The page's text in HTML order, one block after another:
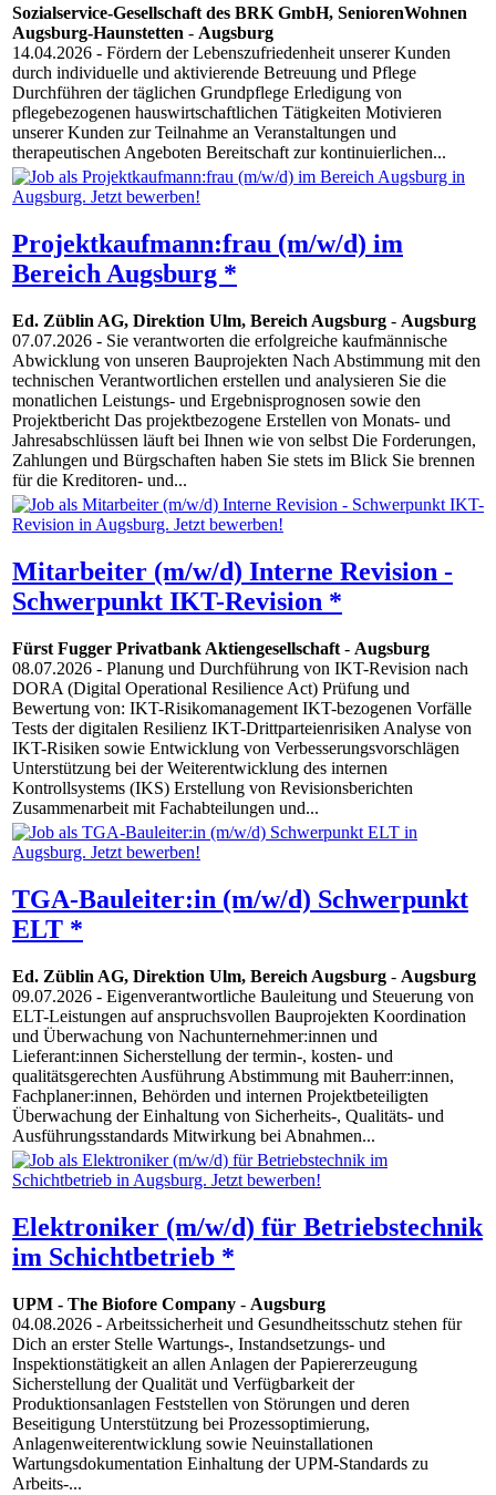
Sozialservice-Gesellschaft des BRK GmbH, SeniorenWohnen
Augsburg-Haunstetten - Augsburg
14.04.2026 - Fördern der Lebenszufriedenheit unserer Kunden
durch individuelle und aktivierende Betreuung und Pflege
Durchführen der täglichen Grundpflege Erledigung von
pflegebezogenen hauswirtschaftlichen Tätigkeiten Motivieren
unserer Kunden zur Teilnahme an Veranstaltungen und
therapeutischen Angeboten Bereitschaft zur kontinuierlichen...
Projektkaufmann:frau (m/w/d) im
Bereich Augsburg *
Ed. Züblin AG, Direktion Ulm, Bereich Augsburg - Augsburg
07.07.2026 - Sie verantworten die erfolgreiche kaufmännische
Abwicklung von unseren Bauprojekten Nach Abstimmung mit den
technischen Verantwortlichen erstellen und analysieren Sie die
monatlichen Leistungs- und Ergebnisprognosen sowie den
Projektbericht Das projektbezogene Erstellen von Monats- und
Jahresabschlüssen läuft bei Ihnen wie von selbst Die Forderungen,
Zahlungen und Bürgschaften haben Sie stets im Blick Sie brennen
für die Kreditoren- und...
Mitarbeiter (m/w/d) Interne Revision -
Schwerpunkt IKT-Revision *
Fürst Fugger Privatbank Aktiengesellschaft - Augsburg
08.07.2026 - Planung und Durchführung von IKT-Revision nach
DORA (Digital Operational Resilience Act) Prüfung und
Bewertung von: IKT-Risikomanagement IKT-bezogenen Vorfälle
Tests der digitalen Resilienz IKT-Drittparteienrisiken Analyse von
IKT-Risiken sowie Entwicklung von Verbesserungsvorschlägen
Unterstützung bei der Weiterentwicklung des internen
Kontrollsystems (IKS) Erstellung von Revisionsberichten
Zusammenarbeit mit Fachabteilungen und...
TGA-Bauleiter:in (m/w/d) Schwerpunkt
ELT *
Ed. Züblin AG, Direktion Ulm, Bereich Augsburg - Augsburg
09.07.2026 - Eigenverantwortliche Bauleitung und Steuerung von
ELT-Leistungen auf anspruchsvollen Bauprojekten Koordination
und Überwachung von Nachunternehmer:innen und
Lieferant:innen Sicherstellung der termin-, kosten- und
qualitätsgerechten Ausführung Abstimmung mit Bauherr:innen,
Fachplaner:innen, Behörden und internen Projektbeteiligten
Überwachung der Einhaltung von Sicherheits-, Qualitäts- und
Ausführungsstandards Mitwirkung bei Abnahmen...
Elektroniker (m/w/d) für Betriebstechnik
im Schichtbetrieb *
UPM - The Biofore Company - Augsburg
04.08.2026 - Arbeitssicherheit und Gesundheitsschutz stehen für
Dich an erster Stelle Wartungs-, Instandsetzungs- und
Inspektionstätigkeit an allen Anlagen der Papiererzeugung
Sicherstellung der Qualität und Verfügbarkeit der
Produktionsanlagen Feststellen von Störungen und deren
Beseitigung Unterstützung bei Prozessoptimierung,
Anlagenweiterentwicklung sowie Neuinstallationen
Wartungsdokumentation Einhaltung der UPM-Standards zu
Arbeits-...